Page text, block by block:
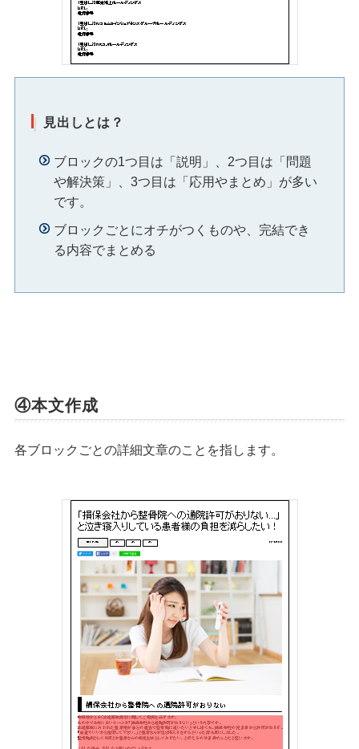
見出しとは？
ブロックの1つ目は「説明」、2つ目は「問題
や解決策」、3つ目は「応用やまとめ」が多い
です。
ブロックごとにオチがつくものや、完結でき
る内容でまとめる
④本文作成
各ブロックごとの詳細文章のことを指します。